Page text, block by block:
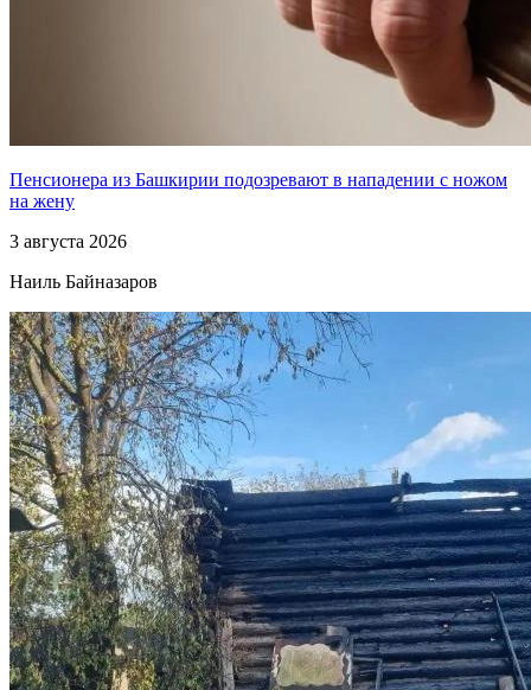
Пенсионера из Башкирии подозревают в нападении с ножом
на жену
3 августа 2026
Наиль Байназаров